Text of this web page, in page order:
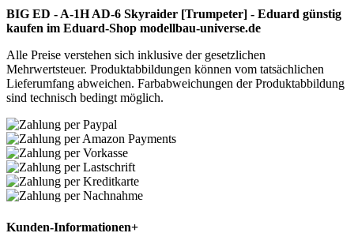
BIG ED - A-1H AD-6 Skyraider [Trumpeter] - Eduard günstig
kaufen im Eduard-Shop modellbau-universe.de
Alle Preise verstehen sich inklusive der gesetzlichen
Mehrwertsteuer. Produktabbildungen können vom tatsächlichen
Lieferumfang abweichen. Farbabweichungen der Produktabbildung
sind technisch bedingt möglich.
Kunden-Informationen+